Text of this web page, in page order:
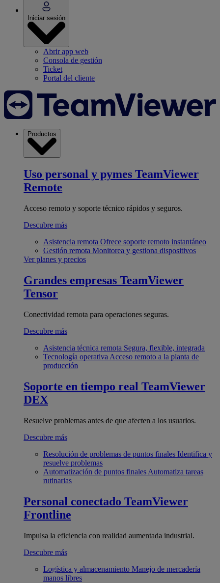
Iniciar sesión
Abrir app web
Consola de gestión
Ticket
Portal del cliente
Productos
Uso personal y pymes TeamViewer
Remote
Acceso remoto y soporte técnico rápidos y seguros.
Descubre más
Asistencia remota Ofrece soporte remoto instantáneo
Gestión remota Monitorea y gestiona dispositivos
Ver planes y precios
Grandes empresas TeamViewer
Tensor
Conectividad remota para operaciones seguras.
Descubre más
Asistencia técnica remota Segura, flexible, integrada
Tecnología operativa Acceso remoto a la planta de
producción
Soporte en tiempo real TeamViewer
DEX
Resuelve problemas antes de que afecten a los usuarios.
Descubre más
Resolución de problemas de puntos finales Identifica y
resuelve problemas
Automatización de puntos finales Automatiza tareas
rutinarias
Personal conectado TeamViewer
Frontline
Impulsa la eficiencia con realidad aumentada industrial.
Descubre más
Logística y almacenamiento Manejo de mercadería
manos libres